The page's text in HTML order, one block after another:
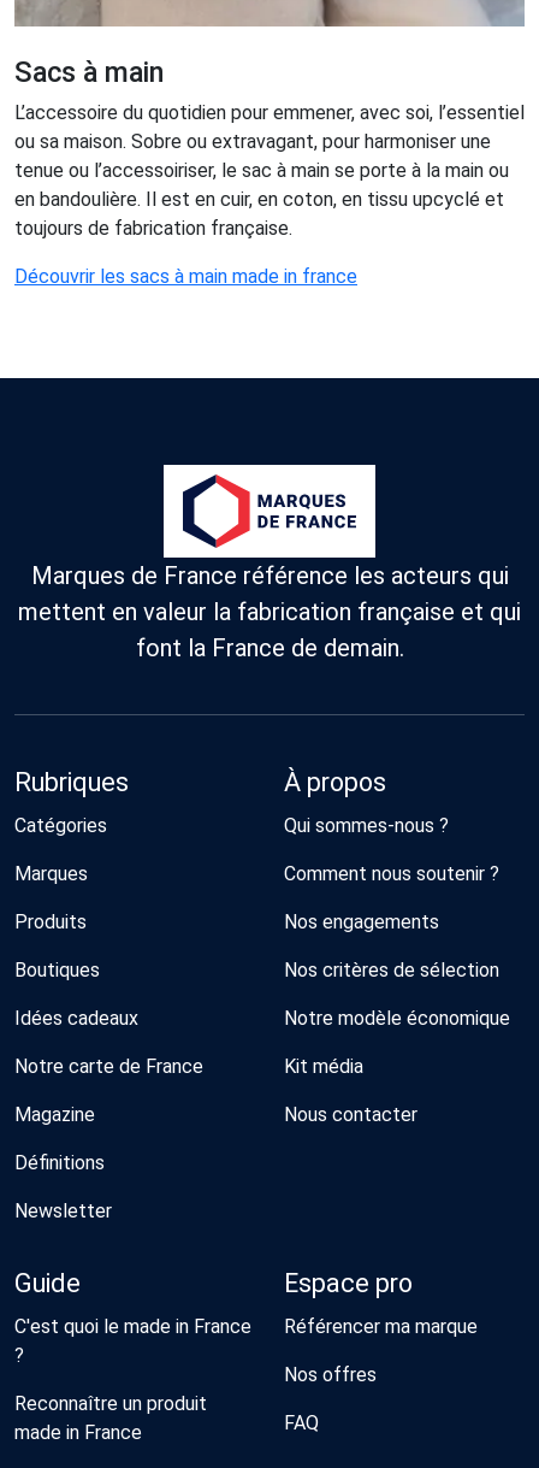
Sacs à main
L’accessoire du quotidien pour emmener, avec soi, l’essentiel
ou sa maison. Sobre ou extravagant, pour harmoniser une
tenue ou l’accessoiriser, le sac à main se porte à la main ou
en bandoulière. Il est en cuir, en coton, en tissu upcyclé et
toujours de fabrication française.
Découvrir les sacs à main made in france
Marques de France référence les acteurs qui
mettent en valeur la fabrication française et qui
font la France de demain.
Rubriques
Catégories
Marques
Produits
Boutiques
Idées cadeaux
Notre carte de France
Magazine
Définitions
Newsletter
À propos
Qui sommes-nous ?
Comment nous soutenir ?
Nos engagements
Nos critères de sélection
Notre modèle économique
Kit média
Nous contacter
Guide
C'est quoi le made in France
?
Reconnaître un produit
made in France
Espace pro
Référencer ma marque
Nos offres
FAQ